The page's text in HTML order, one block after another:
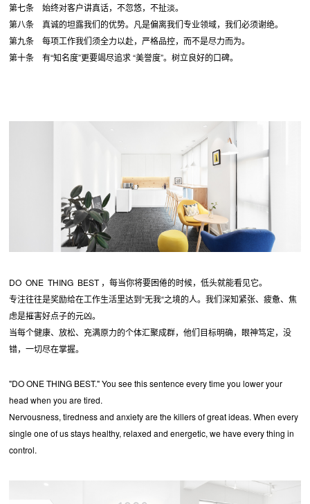
第七条 始终对客户讲真话，不忽悠，不扯淡。
第八条 真诚的坦露我们的优势。凡是偏离我们专业领域，我们必须谢绝。
第九条 每项工作我们须全力以赴，严格品控，而不是尽力而为。
第十条 有“知名度”更要竭尽追求 “美誉度”。树立良好的口碑。
DO ONE THING BEST ，每当你将要困倦的时候，低头就能看见它。
专注往往是奖励给在工作生活里达到“无我“之境的人。我们深知紧张、疲惫、焦
虑是摧害好点子的元凶。
当每个健康、放松、充满原力的个体汇聚成群，他们目标明确，眼神笃定，没
错，一切尽在掌握。
"DO ONE THING BEST." You see this sentence every time you lower your
head when you are tired.
Nervousness, tiredness and anxiety are the killers of great ideas. When every
single one of us stays healthy, relaxed and energetic, we have every thing in
control.